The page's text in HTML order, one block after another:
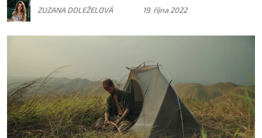
ZUZANA DOLEŽELOVÁ 19. října 2022